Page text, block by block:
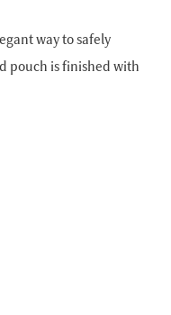
way to safely
pouch is finished with